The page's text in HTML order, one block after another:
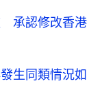
承認修改香港
生同類情況如